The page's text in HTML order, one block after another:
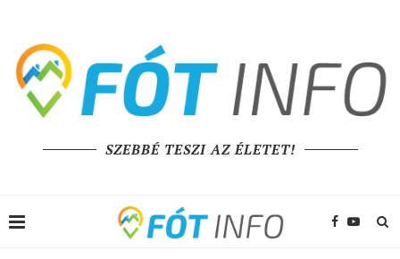
SZEBBÉ TESZI AZ ÉLETET!